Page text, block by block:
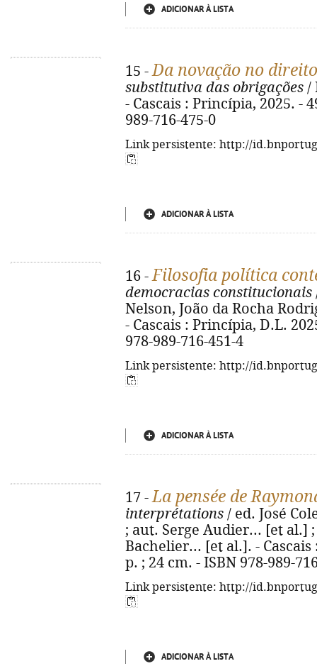
ADICIONAR À LISTA
15 -Da novação no
substitutiva das obrigações /
- Cascais : Princípia, 2025. -
989-716-475-0
Link persistente: http://
ADICIONAR À LISTA
16 -Filosofia política
democracias constitucionais
Nelson, João da Rocha
- Cascais : Princípia, D.L.
978-989-716-451-4
Link persistente: http://
ADICIONAR À LISTA
17 -La pensée de
interprétations / ed. José
; aut. Serge Audier... [et al.]
Bachelier... [et al.]. -
p. ; 24 cm. - ISBN 978-989-
Link persistente: http://
ADICIONAR À LISTA